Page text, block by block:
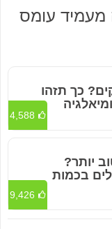
מעמיד עומס
כך תזהו
4,588
יותר?
בכמות
9,426